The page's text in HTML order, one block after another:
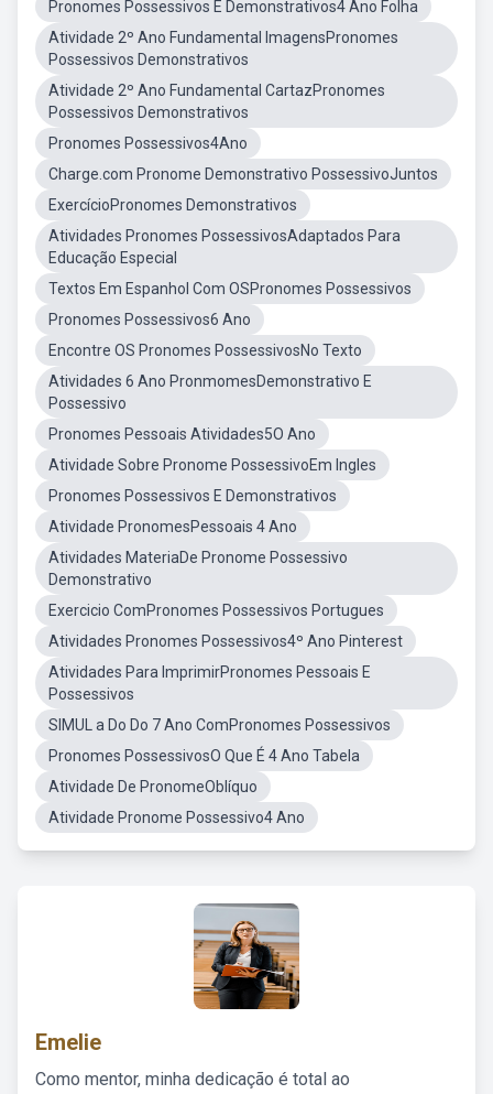
Pronomes Possessivos E Demonstrativos4 Ano Folha
Atividade 2º Ano Fundamental ImagensPronomes
Possessivos Demonstrativos
Atividade 2º Ano Fundamental CartazPronomes
Possessivos Demonstrativos
Pronomes Possessivos4Ano
Charge.com Pronome Demonstrativo PossessivoJuntos
ExercícioPronomes Demonstrativos
Atividades Pronomes PossessivosAdaptados Para
Educação Especial
Textos Em Espanhol Com OSPronomes Possessivos
Pronomes Possessivos6 Ano
Encontre OS Pronomes PossessivosNo Texto
Atividades 6 Ano PronmomesDemonstrativo E
Possessivo
Pronomes Pessoais Atividades5O Ano
Atividade Sobre Pronome PossessivoEm Ingles
Pronomes Possessivos E Demonstrativos
Atividade PronomesPessoais 4 Ano
Atividades MateriaDe Pronome Possessivo
Demonstrativo
Exercicio ComPronomes Possessivos Portugues
Atividades Pronomes Possessivos4º Ano Pinterest
Atividades Para ImprimirPronomes Pessoais E
Possessivos
SIMUL a Do Do 7 Ano ComPronomes Possessivos
Pronomes PossessivosO Que É 4 Ano Tabela
Atividade De PronomeOblíquo
Atividade Pronome Possessivo4 Ano
Emelie
Como mentor, minha dedicação é total ao